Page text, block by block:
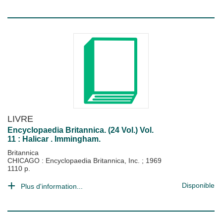
LIVRE
Encyclopaedia Britannica. (24 Vol.) Vol.
11 : Halicar . Immingham.
Britannica
CHICAGO : Encyclopaedia Britannica, Inc. ; 1969
1110 p.
Plus d'information... Disponible